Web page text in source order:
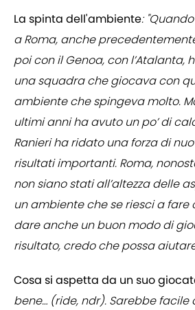
La spinta dell'ambiente:
a Roma, anche
poi con il Genoa, con l’Atalanta,
una squadra che giocava con
ambiente che spingeva molto.
ultimi anni ha avuto un po’ di
Ranieri ha ridato una forza di
risultati importanti. Roma,
non siano stati all’altezza delle
un ambiente che se riesci a fare
dare anche un buon modo di
risultato, credo che possa
Cosa si aspetta da un suo
bene… (ride, ndr). Sarebbe facile